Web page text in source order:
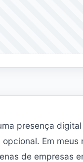
presença
opcional. Em
de empresas